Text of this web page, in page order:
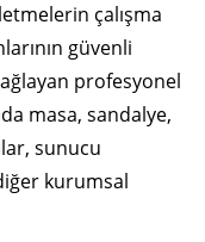
çalışma
güvenli
profesyonel
masa, sandalye,
sunucu
kurumsal